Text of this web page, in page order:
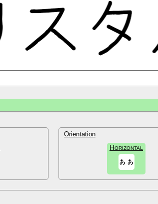
Orientation
Horizontal